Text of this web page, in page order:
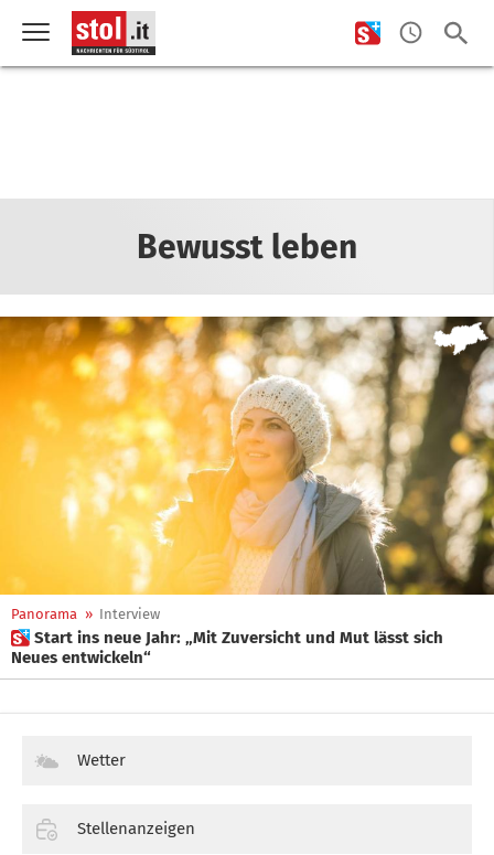
Bewusst leben
Panorama » Interview
 Start ins neue Jahr: „Mit Zuversicht und Mut lässt sich
Neues entwickeln“
Wetter
Stellenanzeigen